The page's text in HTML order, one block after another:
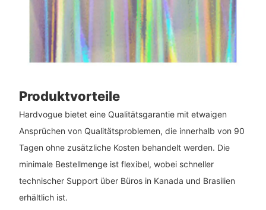
Produktvorteile
Hardvogue bietet eine Qualitätsgarantie mit etwaigen
Ansprüchen von Qualitätsproblemen, die innerhalb von 90
Tagen ohne zusätzliche Kosten behandelt werden. Die
minimale Bestellmenge ist flexibel, wobei schneller
technischer Support über Büros in Kanada und Brasilien
erhältlich ist.